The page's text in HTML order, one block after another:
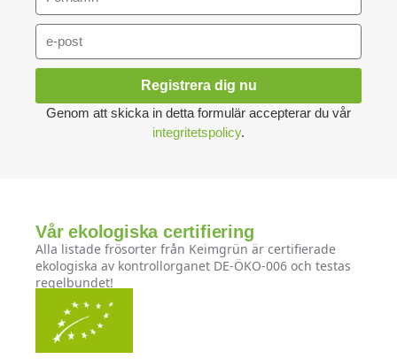
Registrera dig nu
Genom att skicka in detta formulär accepterar du vår
integritetspolicy.
Vår ekologiska certifiering
Alla listade frösorter från Keimgrün är certifierade
ekologiska av kontrollorganet DE-ÖKO-006 och testas
regelbundet!